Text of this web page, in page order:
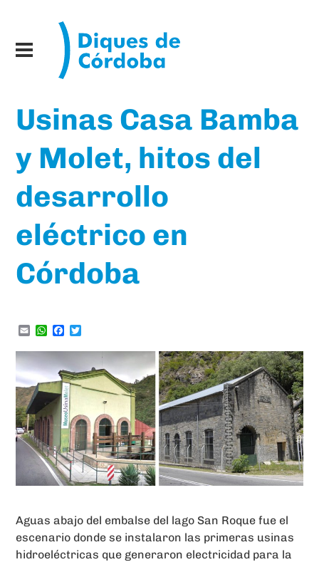
Usinas Casa Bamba
y Molet, hitos del
desarrollo
eléctrico en
Córdoba
EmailWhatsApp
Facebook
Aguas abajo del embalse del lago San Roque fue el
escenario donde se instalaron las primeras usinas
hidroeléctricas que generaron electricidad para la